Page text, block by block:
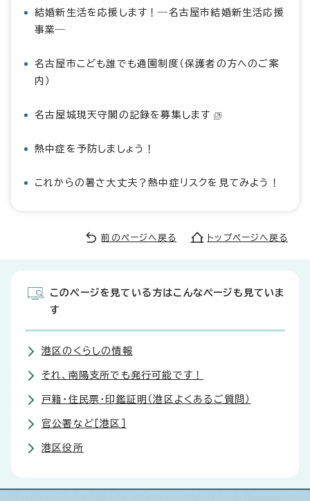
結婚新生活を応援します！―名古屋市結婚新生活応援
事業―
名古屋市こども誰でも通園制度（保護者の方へのご案
内）
名古屋城現天守閣の記録を募集します
熱中症を予防しましょう！
これからの暑さ大丈夫？熱中症リスクを見てみよう！
前のページへ戻る トップページへ戻る
このページを見ている方はこんなページも見ていま
す
港区のくらしの情報
それ、南陽支所でも発行可能です！
戸籍・住民票・印鑑証明（港区よくあるご質問）
官公署など［港区］
港区役所